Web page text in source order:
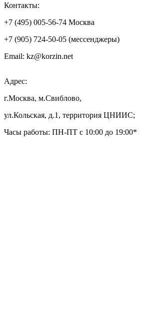
Контакты:
+7 (495) 005-56-74 Москва
+7 (905) 724-50-05 (мессенджеры)
Email: kz@korzin.net
Адрес:
г.Москва, м.Свиблово,
ул.Кольская, д.1, территория ЦНИИС;
Часы работы: ПН-ПТ с 10:00 до 19:00*